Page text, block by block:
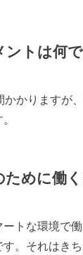
ントは何
かかりますが
ために働
トな環境で
。それはき